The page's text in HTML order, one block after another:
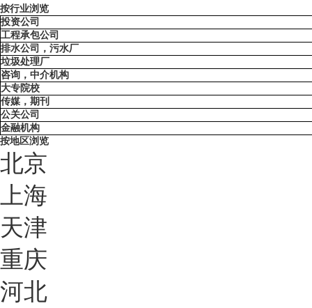
按行业浏览
投资公司
工程承包公司
排水公司，污水厂
垃圾处理厂
咨询，中介机构
大专院校
传媒，期刊
公关公司
金融机构
按地区浏览
北京
上海
天津
重庆
河北